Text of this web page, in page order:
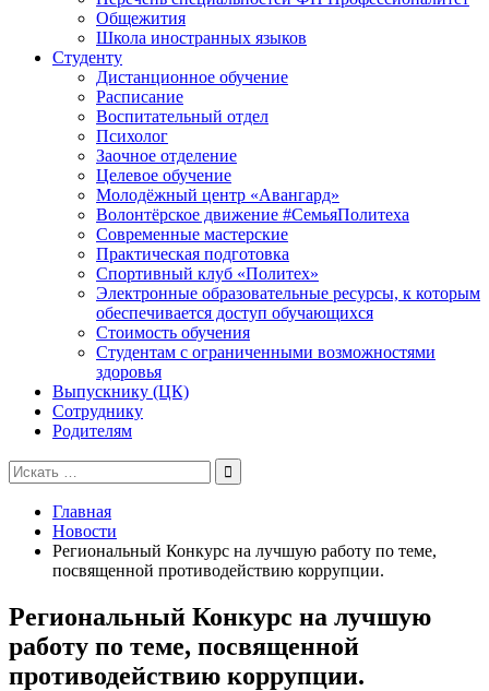
Общежития
Школа иностранных языков
Студенту
Дистанционное обучение
Расписание
Воспитательный отдел
Психолог
Заочное отделение
Целевое обучение
Молодёжный центр «Авангард»
Волонтёрское движение #СемьяПолитеха
Современные мастерские
Практическая подготовка
Спортивный клуб «Политех»
Электронные образовательные ресурсы, к которым
обеспечивается доступ обучающихся
Стоимость обучения
Студентам с ограниченными возможностями
здоровья
Выпускнику (ЦК)
Сотруднику
Родителям
Поиск
для:
Главная
Новости
Региональный Конкурс на лучшую работу по теме,
посвященной противодействию коррупции.
Региональный Конкурс на лучшую
работу по теме, посвященной
противодействию коррупции.